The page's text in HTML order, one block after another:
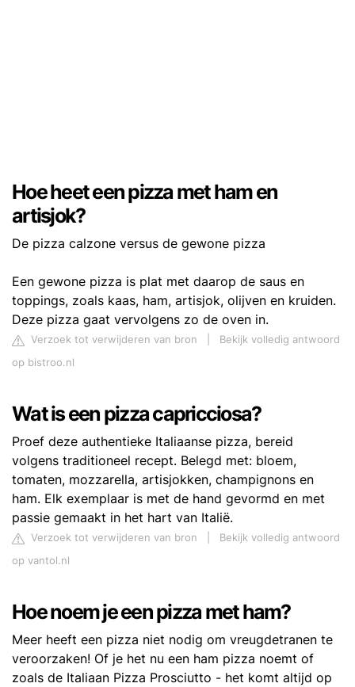
Hoe heet een pizza met ham en
artisjok?
De pizza calzone versus de gewone pizza
Een gewone pizza is plat met daarop de saus en
toppings, zoals kaas, ham, artisjok, olijven en kruiden.
Deze pizza gaat vervolgens zo de oven in.
Verzoek tot verwijderen van bron
Bekijk volledig antwoord
op bistroo.nl
Wat is een pizza capricciosa?
Proef deze authentieke Italiaanse pizza, bereid
volgens traditioneel recept. Belegd met: bloem,
tomaten, mozzarella, artisjokken, champignons en
ham. Elk exemplaar is met de hand gevormd en met
passie gemaakt in het hart van Italië.
Verzoek tot verwijderen van bron
Bekijk volledig antwoord
op vantol.nl
Hoe noem je een pizza met ham?
Meer heeft een pizza niet nodig om vreugdetranen te
veroorzaken! Of je het nu een ham pizza noemt of
zoals de Italiaan Pizza Prosciutto - het komt altijd op